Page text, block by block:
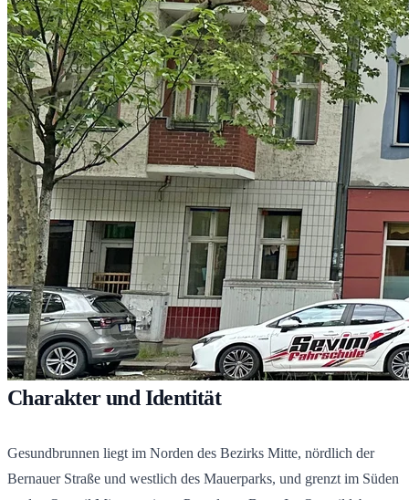
Charakter und Identität
Gesundbrunnen liegt im Norden des Bezirks Mitte, nördlich der
Bernauer Straße und westlich des Mauerparks, und grenzt im Süden